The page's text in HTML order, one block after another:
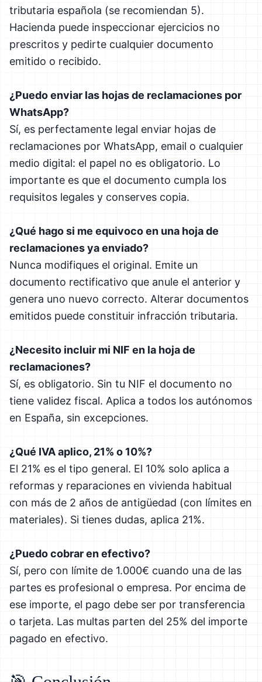
tributaria española (se recomiendan 5).
Hacienda puede inspeccionar ejercicios no
prescritos y pedirte cualquier documento
emitido o recibido.
¿Puedo enviar las hojas de reclamaciones por
WhatsApp?
Sí, es perfectamente legal enviar hojas de
reclamaciones por WhatsApp, email o cualquier
medio digital: el papel no es obligatorio. Lo
importante es que el documento cumpla los
requisitos legales y conserves copia.
¿Qué hago si me equivoco en una hoja de
reclamaciones ya enviado?
Nunca modifiques el original. Emite un
documento rectificativo que anule el anterior y
genera uno nuevo correcto. Alterar documentos
emitidos puede constituir infracción tributaria.
¿Necesito incluir mi NIF en la hoja de
reclamaciones?
Sí, es obligatorio. Sin tu NIF el documento no
tiene validez fiscal. Aplica a todos los autónomos
en España, sin excepciones.
¿Qué IVA aplico, 21% o 10%?
El 21% es el tipo general. El 10% solo aplica a
reformas y reparaciones en vivienda habitual
con más de 2 años de antigüedad (con límites en
materiales). Si tienes dudas, aplica 21%.
¿Puedo cobrar en efectivo?
Sí, pero con límite de 1.000€ cuando una de las
partes es profesional o empresa. Por encima de
ese importe, el pago debe ser por transferencia
o tarjeta. Las multas parten del 25% del importe
pagado en efectivo.